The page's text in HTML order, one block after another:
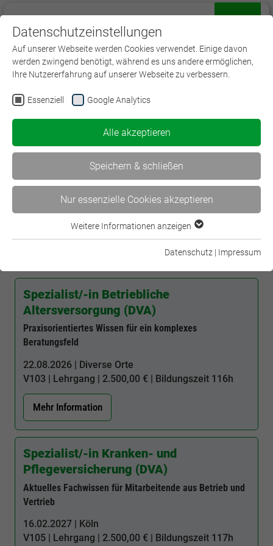
Spezialisten
Haftpflicht Underwriter (DVA)
Branchenspezifische Haftungsmodelle im privaten und
gewerblichen Bereich
23.04.2027 | Diverse Orte
| Lehrgang | 3.200,00 € | Bildungszeit
Spezialist/-in Betriebliche
Altersversorgung (DVA)
Praxisorientiertes Wissen für ein komplexes
Beratungsfeld
22.08.2026 | Diverse Orte
V103 | Lehrgang | 2.500,00 € | Bildungszeit 116h
Mehr Information
Spezialist/-in Kranken- und
Pflegeversicherung (DVA)
Aktuelles Fachwissen für Mitarbeitende aus Betrieb und
Vertrieb
16.02.2027 | Köln
V105 | Lehrgang | 2.500,00 € | Bildungszeit 117h
Datenschutzeinstellungen
Auf unserer Webseite werden Cookies verwendet. Einige davon
werden zwingend benötigt, während es uns andere ermöglichen,
Ihre Nutzererfahrung auf unserer Webseite zu verbessern.
Essenziell Google Analytics
Alle akzeptieren
Speichern & schließen
Nur essenzielle Cookies akzeptieren
Essenzielle Cookies werden für grundlegende Funktionen der
Webseite einwandfrei funktioniert.
Name cookie_optin
Anbieter BWV Nordhessen
Zweck
Dieses Cookie wird verwendet, um Ihre
Cookie-Einstellungen für diese Website zu
speichern.
Name SgCookieOptin.lastPreferences
Anbieter BWV Nordhessen
Laufzeit
Dieser Wert speichert Ihre Consent-
Cookie-Informationen anzeigen
Google Analytics
Name _ga
2 Jahre
Zweck
wird, um statistische Daten dazu, wie der
Besucher die Website nutzt, zu generieren.
Anbieter Google Analytics
Cookie-Informationen anzeigen
Weitere Informationen anzeigen
Datenschutz | Impressum